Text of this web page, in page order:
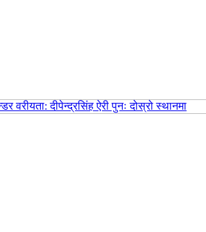
वरीयता: दीपेन्द्रसिंह ऐरी पुनः दोस्रो स्थानमा